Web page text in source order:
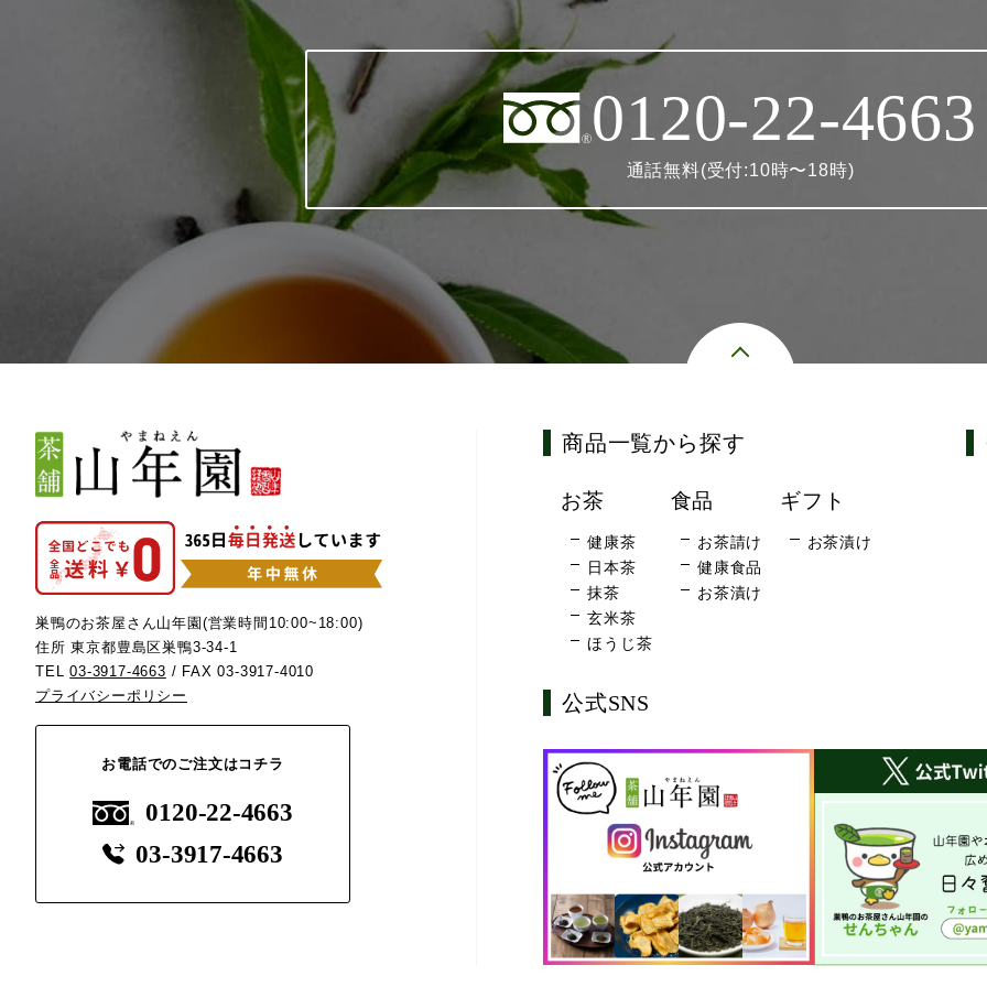
0120-22-4663
通話無料(受付:10時〜18時)
巣鴨のお茶屋さん山年園(営業時間10:00~18:00)
住所 東京都豊島区巣鴨3-34-1
TEL03-3917-4663 / FAX 03-3917-4010
プライバシーポリシー
お電話でのご注文はコチラ
0120-22-4663
03-3917-4663
商品一覧から探す
お茶
健康茶
日本茶
抹茶
玄米茶
ほうじ茶
食品
お茶請け
健康食品
お茶漬け
ギフト
お茶漬け
公式SNS